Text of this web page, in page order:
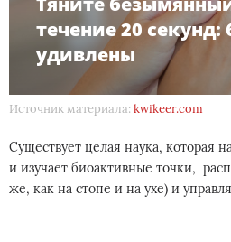
течение 20 секунд:
удивлены
Источник материала: kwikeer.com
Существует целая наука, которая
и изучает биоактивные точки,
же, как на стопе и на ухе) и